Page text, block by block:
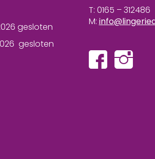
gesloten
gesloten
T: 0165 – 312486
M: